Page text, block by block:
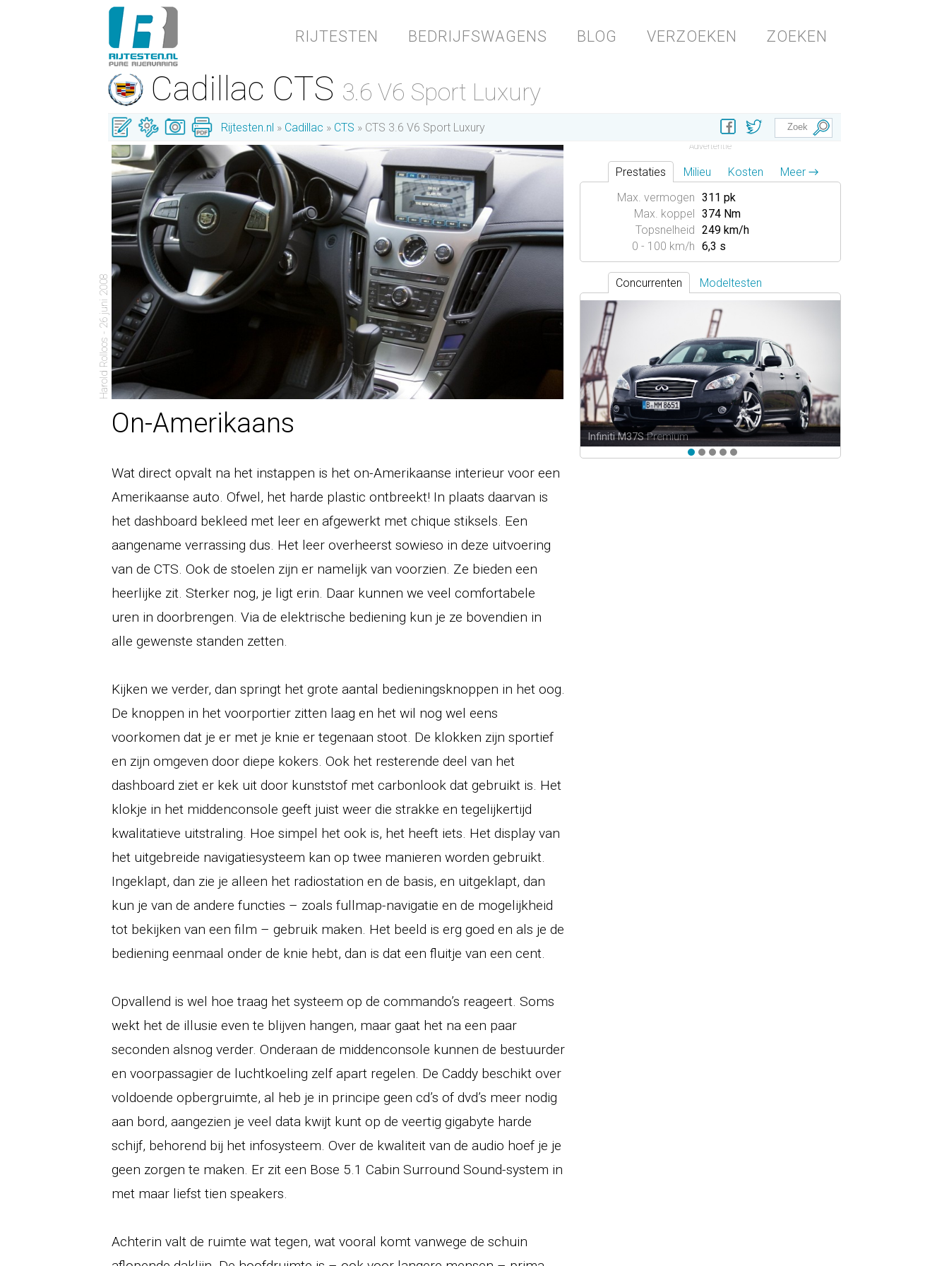
RIJTESTEN BEDRIJFSWAGENS BLOG VERZOEKEN ZOEKEN
Cadillac CTS 3.6 V6 Sport Luxury
Rijtesten.nl Cadillac CTS CTS 3.6 V6 Sport Luxury
Harold Rolloos - 26 juni 2008
On-Amerikaans
Wat direct opvalt na het instappen is het on-Amerikaanse interieur voor een
Amerikaanse auto. Ofwel, het harde plastic ontbreekt! In plaats daarvan is
het dashboard bekleed met leer en afgewerkt met chique stiksels. Een
aangename verrassing dus. Het leer overheerst sowieso in deze uitvoering
van de CTS. Ook de stoelen zijn er namelijk van voorzien. Ze bieden een
heerlijke zit. Sterker nog, je ligt erin. Daar kunnen we veel comfortabele
uren in doorbrengen. Via de elektrische bediening kun je ze bovendien in
alle gewenste standen zetten.
Kijken we verder, dan springt het grote aantal bedieningsknoppen in het oog.
De knoppen in het voorportier zitten laag en het wil nog wel eens
voorkomen dat je er met je knie er tegenaan stoot. De klokken zijn sportief
en zijn omgeven door diepe kokers. Ook het resterende deel van het
dashboard ziet er kek uit door kunststof met carbonlook dat gebruikt is. Het
klokje in het middenconsole geeft juist weer die strakke en tegelijkertijd
kwalitatieve uitstraling. Hoe simpel het ook is, het heeft iets. Het display van
het uitgebreide navigatiesysteem kan op twee manieren worden gebruikt.
Ingeklapt, dan zie je alleen het radiostation en de basis, en uitgeklapt, dan
kun je van de andere functies – zoals fullmap-navigatie en de mogelijkheid
tot bekijken van een film – gebruik maken. Het beeld is erg goed en als je de
bediening eenmaal onder de knie hebt, dan is dat een fluitje van een cent.
Opvallend is wel hoe traag het systeem op de commando’s reageert. Soms
wekt het de illusie even te blijven hangen, maar gaat het na een paar
seconden alsnog verder. Onderaan de middenconsole kunnen de bestuurder
en voorpassagier de luchtkoeling zelf apart regelen. De Caddy beschikt over
voldoende opbergruimte, al heb je in principe geen cd’s of dvd’s meer nodig
aan bord, aangezien je veel data kwijt kunt op de veertig gigabyte harde
schijf, behorend bij het infosysteem. Over de kwaliteit van de audio hoef je je
geen zorgen te maken. Er zit een Bose 5.1 Cabin Surround Sound-system in
met maar liefst tien speakers.
Achterin valt de ruimte wat tegen, wat vooral komt vanwege de schuin
Prestaties Milieu Kosten
Meer →
Max. vermogen 311 pk
Max. koppel 374 Nm
Topsnelheid 249 km/h
0 - 100 km/h 6,3 s
Concurrenten Modeltesten
Infiniti M37SPremium